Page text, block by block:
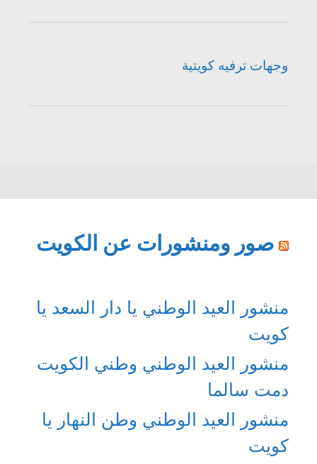
وجهات ترفيه كويتية
صور ومنشورات عن الكويت
منشور العيد الوطني يا دار السعد يا
كويت
منشور العيد الوطني وطني الكويت
دمت سالما
منشور العيد الوطني وطن النهار يا
كويت